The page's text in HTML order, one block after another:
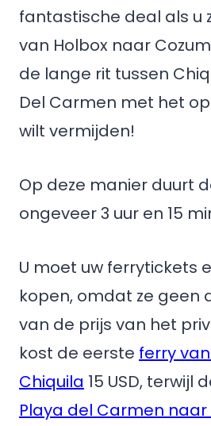
fantastische deal als u
van Holbox naar
de lange rit tussen
Del Carmen met het
wilt vermijden!
Op deze manier duurt
ongeveer 3 uur en 15
U moet uw ferrytickets
kopen, omdat ze geen
van de prijs van het
kost de eerste ferry
Chiquila 15 USD, terwijl
Playa del Carmen naar